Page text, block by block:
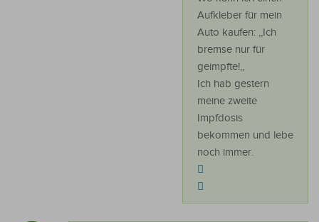
Aufkleber für mein
Auto kaufen: ,,Ich
bremse nur für
geimpfte!,,
Ich hab gestern
meine zweite
Impfdosis
bekommen und lebe
noch immer.